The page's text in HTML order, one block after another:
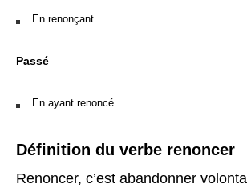
En renonçant
Passé
En ayant renoncé
Définition du verbe renoncer
Renoncer, c’est abandonner